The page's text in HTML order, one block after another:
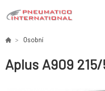
Osobní
Aplus A909 215/